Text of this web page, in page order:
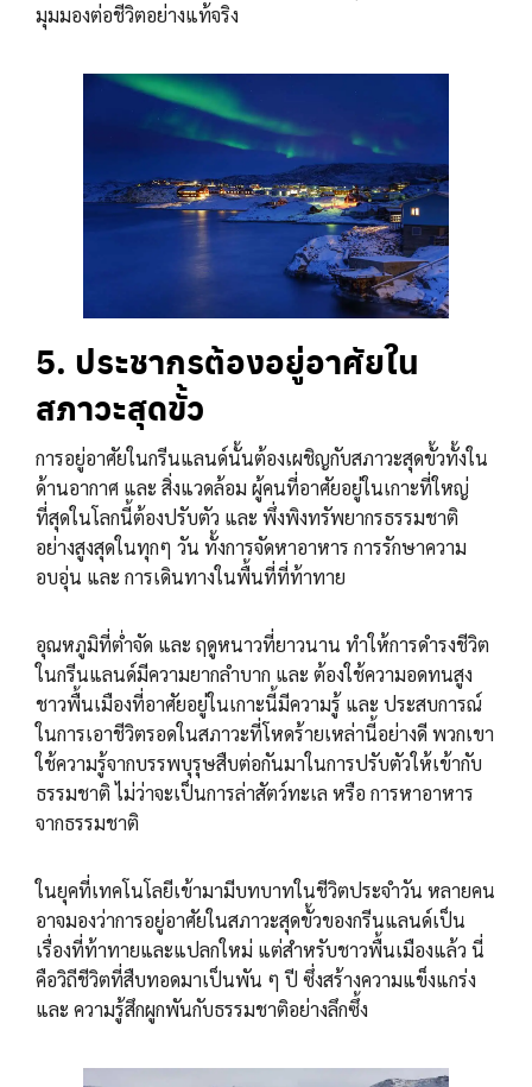
มุมมองต่อชีวิตอย่างแท้จริง
5. ประชากรต้องอยู่อาศัยใน
สภาวะสุดขั้ว
การอยู่อาศัยในกรีนแลนด์นั้นต้องเผชิญกับสภาวะสุดขั้วทั้งใน
ด้านอากาศ และ สิ่งแวดล้อม ผู้คนที่อาศัยอยู่ในเกาะที่ใหญ่
ที่สุดในโลกนี้ต้องปรับตัว และ พึ่งพิงทรัพยากรธรรมชาติ
อย่างสูงสุดในทุกๆ วัน ทั้งการจัดหาอาหาร การรักษาความ
อบอุ่น และ การเดินทางในพื้นที่ที่ท้าทาย
อุณหภูมิที่ต่ำจัด และ ฤดูหนาวที่ยาวนาน ทำให้การดำรงชีวิต
ในกรีนแลนด์มีความยากลำบาก และ ต้องใช้ความอดทนสูง
ชาวพื้นเมืองที่อาศัยอยู่ในเกาะนี้มีความรู้ และ ประสบการณ์
ในการเอาชีวิตรอดในสภาวะที่โหดร้ายเหล่านี้อย่างดี พวกเขา
ใช้ความรู้จากบรรพบุรุษสืบต่อกันมาในการปรับตัวให้เข้ากับ
ธรรมชาติ ไม่ว่าจะเป็นการล่าสัตว์ทะเล หรือ การหาอาหาร
จากธรรมชาติ
ในยุคที่เทคโนโลยีเข้ามามีบทบาทในชีวิตประจำวัน หลายคน
อาจมองว่าการอยู่อาศัยในสภาวะสุดขั้วของกรีนแลนด์เป็น
เรื่องที่ท้าทายและแปลกใหม่ แต่สำหรับชาวพื้นเมืองแล้ว นี่
คือวิถีชีวิตที่สืบทอดมาเป็นพัน ๆ ปี ซึ่งสร้างความแข็งแกร่ง
และ ความรู้สึกผูกพันกับธรรมชาติอย่างลึกซึ้ง